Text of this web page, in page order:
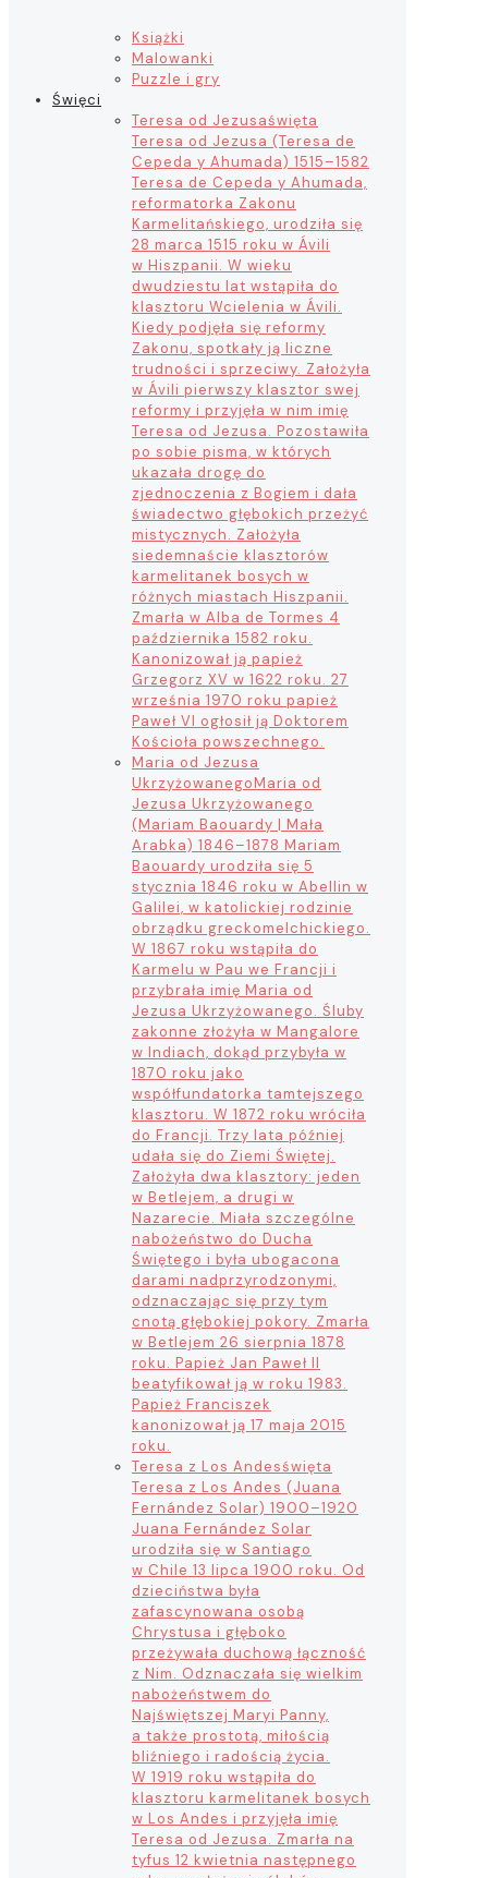
Książki
Malowanki
Puzzle i gry
Święci
Teresa od Jezusaświęta
Teresa od Jezusa (Teresa de
Cepeda y Ahumada) 1515–1582
Teresa de Cepeda y Ahumada,
reformatorka Zakonu
Karmelitańskiego, urodziła się
28 marca 1515 roku w Ávili
w Hiszpanii. W wieku
dwudziestu lat wstąpiła do
klasztoru Wcielenia w Ávili.
Kiedy podjęła się reformy
Zakonu, spotkały ją liczne
trudności i sprzeciwy. Założyła
w Ávili pierwszy klasztor swej
reformy i przyjęła w nim imię
Teresa od Jezusa. Pozostawiła
po sobie pisma, w których
ukazała drogę do
zjednoczenia z Bogiem i dała
świadectwo głębokich przeżyć
mistycznych. Założyła
siedemnaście klasztorów
karmelitanek bosych w
różnych miastach Hiszpanii.
Zmarła w Alba de Tormes 4
października 1582 roku.
Kanonizował ją papież
Grzegorz XV w 1622 roku. 27
września 1970 roku papież
Paweł VI ogłosił ją Doktorem
Kościoła powszechnego.
Maria od Jezusa
UkrzyżowanegoMaria od
Jezusa Ukrzyżowanego
(Mariam Baouardy | Mała
Arabka) 1846–1878 Mariam
Baouardy urodziła się 5
stycznia 1846 roku w Abellin w
Galilei, w katolickiej rodzinie
obrządku greckomelchickiego.
W 1867 roku wstąpiła do
Karmelu w Pau we Francji i
przybrała imię Maria od
Jezusa Ukrzyżowanego. Śluby
zakonne złożyła w Mangalore
w Indiach, dokąd przybyła w
1870 roku jako
współfundatorka tamtejszego
klasztoru. W 1872 roku wróciła
do Francji. Trzy lata później
udała się do Ziemi Świętej.
Założyła dwa klasztory: jeden
w Betlejem, a drugi w
Nazarecie. Miała szczególne
nabożeństwo do Ducha
Świętego i była ubogacona
darami nadprzyrodzonymi,
odznaczając się przy tym
cnotą głębokiej pokory. Zmarła
w Betlejem 26 sierpnia 1878
roku. Papież Jan Paweł II
beatyfikował ją w roku 1983.
Papież Franciszek
kanonizował ją 17 maja 2015
roku.
Teresa z Los Andesświęta
Teresa z Los Andes (Juana
Fernández Solar) 1900–1920
Juana Fernández Solar
urodziła się w Santiago
w Chile 13 lipca 1900 roku. Od
dzieciństwa była
zafascynowana osobą
Chrystusa i głęboko
przeżywała duchową łączność
z Nim. Odznaczała się wielkim
nabożeństwem do
Najświętszej Maryi Panny,
a także prostotą, miłością
bliźniego i radością życia.
W 1919 roku wstąpiła do
klasztoru karmelitanek bosych
w Los Andes i przyjęła imię
Teresa od Jezusa. Zmarła na
tyfus 12 kwietnia następnego